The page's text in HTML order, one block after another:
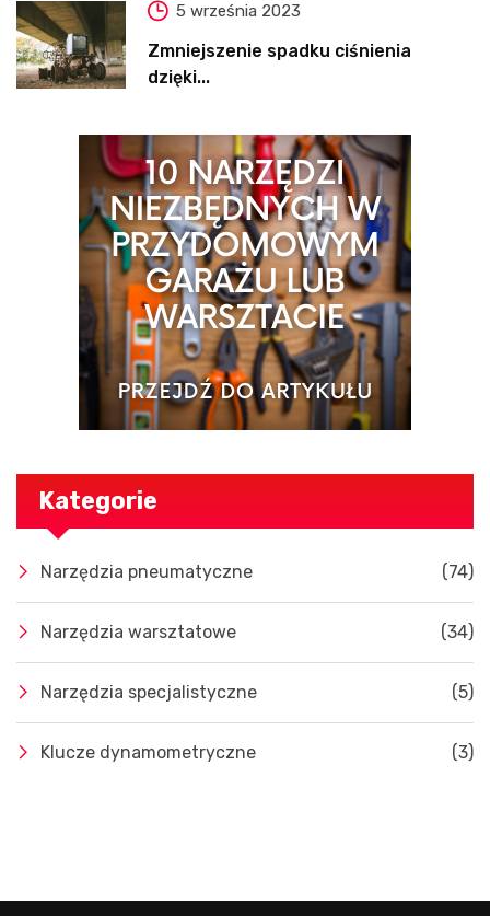
5 września 2023
Zmniejszenie spadku ciśnienia
dzięki...
Kategorie
Narzędzia pneumatyczne (74)
Narzędzia warsztatowe (34)
Narzędzia specjalistyczne (5)
Klucze dynamometryczne (3)